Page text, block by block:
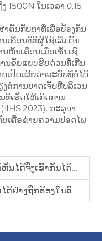
1500N ໃນເວລາ 0.15
ຄັນກັບທ່າທີ່ເພື່ອປ້ອງກັນ
ເຄື່ອນທີ່ທີ່ຜູ້ໃຊ້ເລີ່ມຕົ້ນ
ຫັນເຄື່ອນເມື່ອເซັນເຊີ
ນຂັບແບບຮີບດ່ວນທີ່ເກີນ
ເປີດເຜີຍວ່າລະບົບທີ່ບໍ່ໄດ້
ຕໍ່ການບາດເຈັບທີ່ບໍລິເວນ
ທີ່ເຮັດໃຫ້ເກີດການ
2023). ກະລຸນາ
ເຄືອຂ່າຍຄວາມປອດໄພ
ຂົ້າກັນໄດ້ກັບຍີ່ຫໍ້ລົດໃຫຍ່ໆທັງໝົດ
ຖືກຕ້ອງໃນລົດຂອງທ່ານ